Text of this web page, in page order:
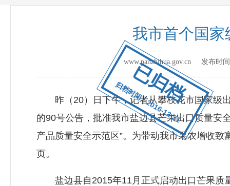
已归档
归档时间：2016-12-31
我市首个国家
www.panzhihua.gov.cn 发布时
昨（20）日下午，记者从攀枝花市国家级出
的90号公告，批准我市盐边县芒果出口质量安
产品质量安全示范区”。为带动我市果农增收
页。
盐边县自2015年11月正式启动出口芒果质